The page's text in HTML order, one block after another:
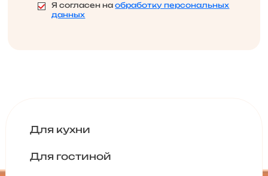
Я согласен наобработку персональных
данных
Для кухни
Для гостиной